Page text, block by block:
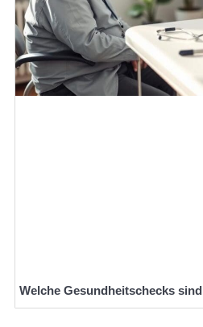
Welche Gesundheitschecks